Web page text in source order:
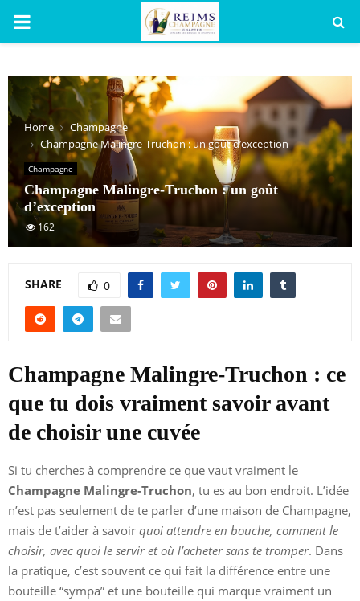
PRIMARY
Home
Champagne
Champagne Malingre-Truchon : un goût d’exception
Champagne
Champagne Malingre-Truchon : un goût
d’exception
162
SHARE 0
Champagne Malingre-Truchon : ce
que tu dois vraiment savoir avant
de choisir une cuvée
Si tu cherches à comprendre ce que vaut vraiment le
Champagne Malingre-Truchon, tu es au bon endroit. L’idée
n’est pas seulement de te parler d’une maison de Champagne,
mais de t’aider à savoir quoi attendre en bouche, comment le
choisir, avec quoi le servir et où l’acheter sans te tromper. Dans
la pratique, c’est souvent ce qui fait la différence entre une
bouteille “sympa” et une bouteille qui marque vraiment un